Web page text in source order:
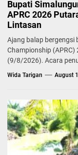
Bupati
APRC 2026
Lintasan
Ajang balap bergengsi
Championship
(9/8/2026). Acara
Wida Tarigan August